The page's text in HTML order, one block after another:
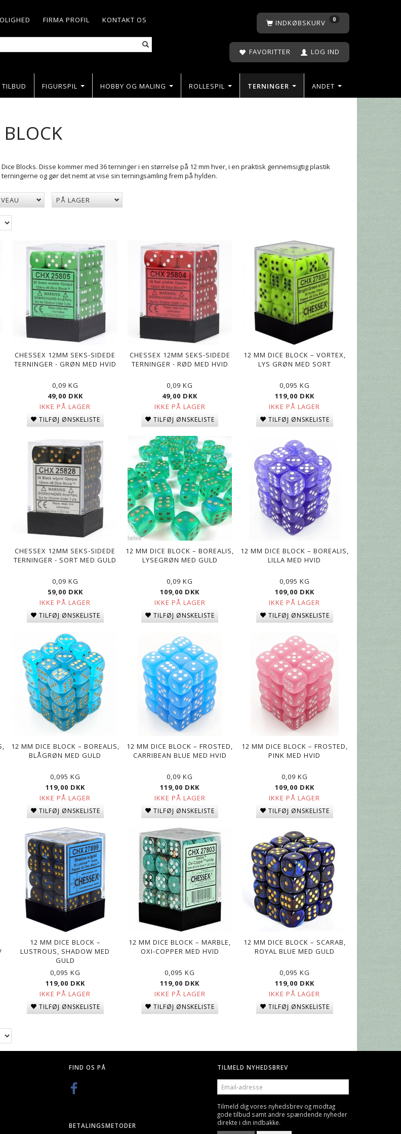
KONTAKT OS
FIRMA PROFIL INDKØBSKURV 0
FAVORITTER LOG IND
TILBUD FIGURSPIL HOBBY OG MALING ROLLESPIL TERNINGER ANDET
12MM SEKS-SIDEDE
- RØD MED HVID
12 MM DICE BLOCK – VORTEX,
LYS GRØN MED SORT
CHESSEX 12MM SEKS-SIDEDE
TERNINGER - BLÅ MED HVID
CHESSEX 12MM SEKS-
TERNINGER - SORT MED
59,00 DKK
Blocks. Disse kommer med 36 terninger i en størrelse på 12 mm hver, i en praktisk gennemsigtig plastik
og gør det nemt at vise sin terningsamling frem på hylden.
PÅ LAGER
CHESSEX 12MM SEKS-SIDEDE
TERNINGER - GRØN MED HVID
0,09 KG
49,00 DKK
IKKE PÅ LAGER
TILFØJ ØNSKELISTE
CHESSEX 12MM SEKS-SIDEDE
TERNINGER - RØD MED HVID
0,09 KG
49,00 DKK
IKKE PÅ LAGER
TILFØJ ØNSKELISTE
12 MM DICE BLOCK – VORTEX,
LYS GRØN MED SORT
0,095 KG
119,00 DKK
IKKE PÅ LAGER
TILFØJ ØNSKELISTE
CHESSEX 12MM SEKS-SIDEDE
TERNINGER - SORT MED GULD
0,09 KG
59,00 DKK
IKKE PÅ LAGER
TILFØJ ØNSKELISTE
12 MM DICE BLOCK – BOREALIS,
LYSEGRØN MED GULD
0,09 KG
109,00 DKK
IKKE PÅ LAGER
TILFØJ ØNSKELISTE
12 MM DICE BLOCK – BOREALIS,
LILLA MED HVID
0,095 KG
109,00 DKK
IKKE PÅ LAGER
TILFØJ ØNSKELISTE
12 MM DICE BLOCK – BOREALIS,
BLÅGRØN MED GULD
0,095 KG
119,00 DKK
IKKE PÅ LAGER
TILFØJ ØNSKELISTE
12 MM DICE BLOCK – FROSTED,
CARRIBEAN BLUE MED HVID
0,09 KG
119,00 DKK
IKKE PÅ LAGER
TILFØJ ØNSKELISTE
12 MM DICE BLOCK – FROSTED,
PINK MED HVID
0,09 KG
109,00 DKK
IKKE PÅ LAGER
TILFØJ ØNSKELISTE
12 MM DICE BLOCK –
LUSTROUS, SHADOW MED
GULD
0,095 KG
119,00 DKK
IKKE PÅ LAGER
TILFØJ ØNSKELISTE
12 MM DICE BLOCK – MARBLE,
OXI-COPPER MED HVID
0,095 KG
119,00 DKK
IKKE PÅ LAGER
TILFØJ ØNSKELISTE
12 MM DICE BLOCK – SCARAB,
ROYAL BLUE MED GULD
0,095 KG
119,00 DKK
IKKE PÅ LAGER
TILFØJ ØNSKELISTE
FIND OS PÅ
BETALINGSMETODER
TILMELD NYHEDSBREV
EMAIL-
ADRESSE
Tilmeld dig vores nyhedsbrev og modtag
gode tilbud samt andre spændende nyheder
direkte i din indbakke.